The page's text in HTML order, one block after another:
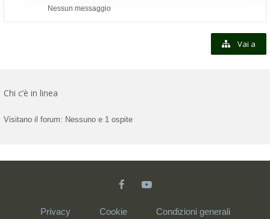
Nessun messaggio
Vai a
Chi c’è in linea
Visitano il forum: Nessuno e 1 ospite
Privacy Cookie Condizioni generali